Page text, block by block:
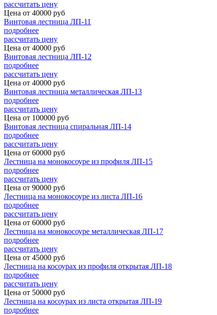
рассчитать цену
Цена от 40000 руб
Винтовая лестница ЛП-11
подробнее
рассчитать цену
Цена от 40000 руб
Винтовая лестница ЛП-12
подробнее
рассчитать цену
Цена от 40000 руб
Винтовая лестница металлическая ЛП-13
подробнее
рассчитать цену
Цена от 100000 руб
Винтовая лестница спиральная ЛП-14
подробнее
рассчитать цену
Цена от 60000 руб
Лестница на монокосоуре из профиля ЛП-15
подробнее
рассчитать цену
Цена от 90000 руб
Лестница на монокосоуре из листа ЛП-16
подробнее
рассчитать цену
Цена от 60000 руб
Лестница на монокосоуре металлическая ЛП-17
подробнее
рассчитать цену
Цена от 45000 руб
Лестница на косоурах из профиля открытая ЛП-18
подробнее
рассчитать цену
Цена от 50000 руб
Лестница на косоурах из листа открытая ЛП-19
подробнее